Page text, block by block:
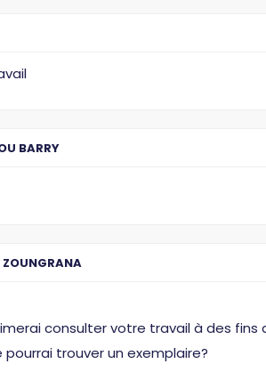
BARRY
consulter votre travail à des
trouver un exemplaire?